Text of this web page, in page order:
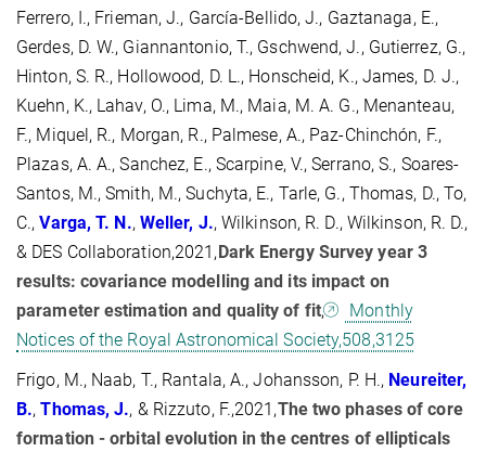
Ferrero, I., Frieman, J., García-Bellido, J., Gaztanaga, E.,
Gerdes, D. W., Giannantonio, T., Gschwend, J., Gutierrez, G.,
Hinton, S. R., Hollowood, D. L., Honscheid, K., James, D. J.,
Kuehn, K., Lahav, O., Lima, M., Maia, M. A. G., Menanteau,
F., Miquel, R., Morgan, R., Palmese, A., Paz-Chinchón, F.,
Plazas, A. A., Sanchez, E., Scarpine, V., Serrano, S., Soares-
Santos, M., Smith, M., Suchyta, E., Tarle, G., Thomas, D., To,
C.,Varga, T. N., Weller, J., Wilkinson, R. D., Wilkinson, R. D.,
& DES Collaboration,2021,Dark Energy Survey year 3
results: covariance modelling and its impact on
parameter estimation and quality of fit,
Monthly
Notices of the Royal Astronomical Society,508,3125
Frigo, M., Naab, T., Rantala, A., Johansson, P. H., Neureiter,
B.,Thomas, J., & Rizzuto, F.,2021,The two phases of core
formation - orbital evolution in the centres of ellipticals